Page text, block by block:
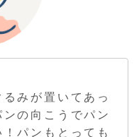
みが置いてあっ
の向こうでパン
パンもとっても